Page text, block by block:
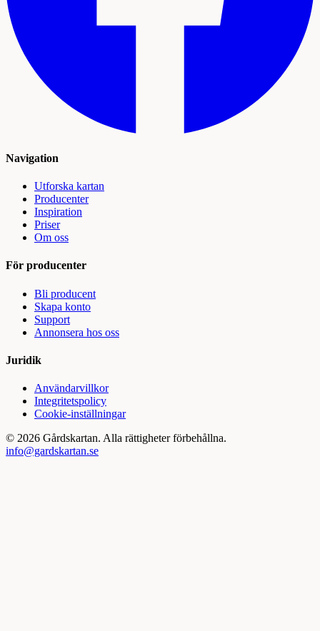
Navigation
Utforska kartan
Producenter
Inspiration
Priser
Om oss
För producenter
Bli producent
Skapa konto
Support
Annonsera hos oss
Juridik
Användarvillkor
Integritetspolicy
Cookie-inställningar
© 2026 Gårdskartan. Alla rättigheter förbehållna.
info@gardskartan.se